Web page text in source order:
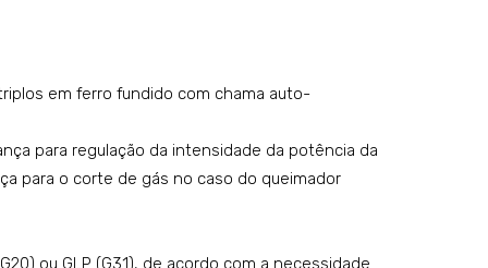
nol
um
ttle
em ferro fundido com chama auto-
para regulação da intensidade da potência da
para o corte de gás no caso do queimador
ou GLP (G31), de acordo com a necessidade